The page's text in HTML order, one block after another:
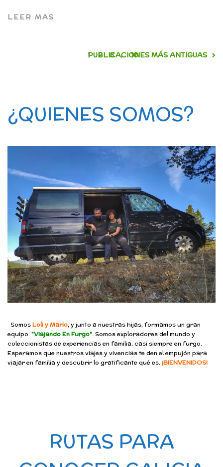
LEER MAS
1 2 3 … 10
PUBLICACIONES MÁS ANTIGUAS
¿QUIENES SOMOS?
SomosLoli y Mario, y junto a nuestras hijas, formamos un gran
equipo:"Viajando En Furgo". Somos exploradores del mundo y
coleccionistas de experiencias en familia, casi siempre en furgo.
Esperamos que nuestros viajes y vivencias te den el empujón para
viajar en familia y descubrir lo gratificante qué es.¡BIENVENIDOS!
RUTAS PARA